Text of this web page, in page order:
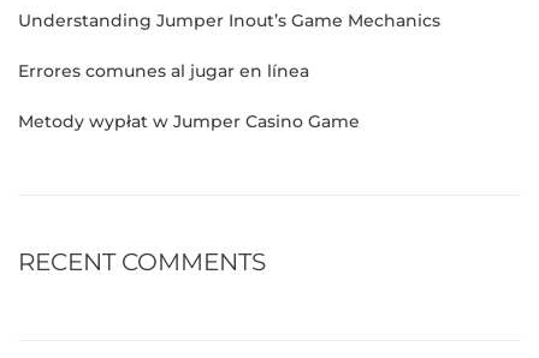
Understanding Jumper Inout’s Game Mechanics
Errores comunes al jugar en línea
Metody wypłat w Jumper Casino Game
RECENT COMMENTS